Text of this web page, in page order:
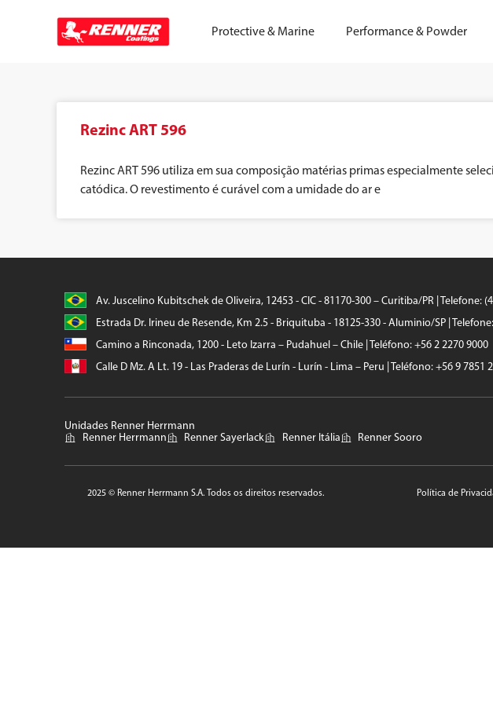
Protective & Marine Performance & Powder
Rezinc ART 596
Rezinc ART 596 utiliza em sua composição matérias primas especialmente
catódica. O revestimento é curável com a umidade do ar e
Av. Juscelino Kubitschek de Oliveira, 12453 - CIC - 81170-300 – Curitiba/PR | Telefone:
Estrada Dr. Irineu de Resende, Km 2.5 - Briquituba - 18125-330 - Aluminio/SP |
Camino a Rinconada, 1200 - Leto Izarra – Pudahuel – Chile | Teléfono: +56 2 2270 9000
Calle D Mz. A Lt. 19 - Las Praderas de Lurín - Lurín - Lima – Peru | Teléfono: +56 9 7851
Unidades Renner Herrmann
Renner Herrmann
Renner Sayerlack Renner Itália Renner Sooro
2025 © Renner Herrmann S.A. Todos os direitos reservados. Política de